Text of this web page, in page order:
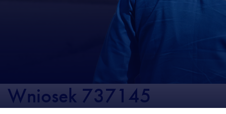
Wniosek 737145